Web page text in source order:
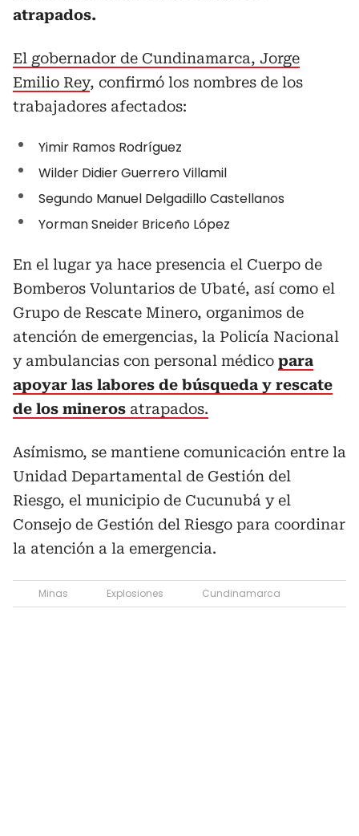
atrapados.
El gobernador de Cundinamarca, Jorge
Emilio Rey, confirmó los nombres de los
trabajadores afectados:
Yimir Ramos Rodríguez
Wilder Didier Guerrero Villamil
Segundo Manuel Delgadillo Castellanos
Yorman Sneider Briceño López
En el lugar ya hace presencia el Cuerpo de
Bomberos Voluntarios de Ubaté, así como el
Grupo de Rescate Minero, organimos de
atención de emergencias, la Policía Nacional
y ambulancias con personal médico para
apoyar las labores de búsqueda y rescate
de los mineros atrapados.
Asímismo, se mantiene comunicación entre la
Unidad Departamental de Gestión del
Riesgo, el municipio de Cucunubá y el
Consejo de Gestión del Riesgo para coordinar
la atención a la emergencia.
Minas Explosiones Cundinamarca